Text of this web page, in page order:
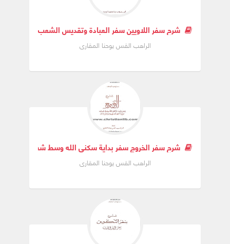
شرح سفر اللاويين سفر العبادة وتقديس الشعب لله
الراهب القس يوحنا المقارى
شرح سفر الخروج سفر بداية سكنى الله وسط شعبه تمهيداً
الراهب القس يوحنا المقارى